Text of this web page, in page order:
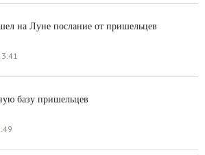
на Луне послание от пришельцев
базу пришельцев